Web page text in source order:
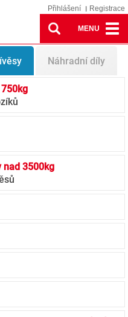
Přihlášení Registrace
MENU
Náhradní díly
nad 3500kg